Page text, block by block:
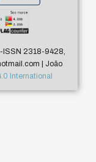
ISSN 2318-9428,
| João
International